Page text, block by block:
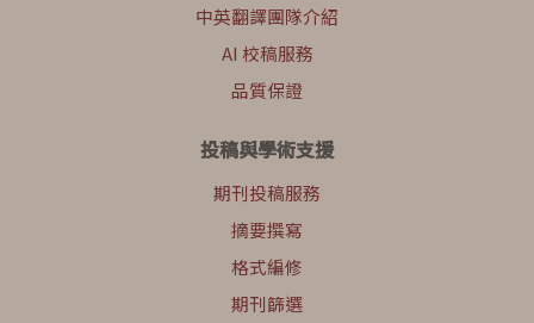
中英翻譯團隊介紹
AI 校稿服務
品質保證
投稿與學術支援
期刊投稿服務
摘要撰寫
格式編修
期刊篩選